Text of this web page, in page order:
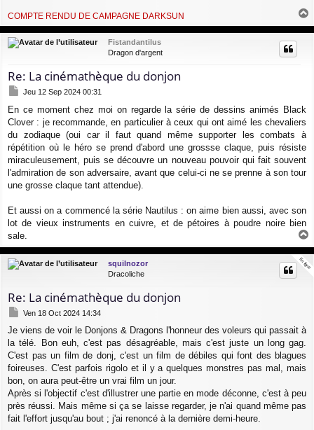
COMPTE RENDU DE CAMPAGNE DARKSUN
a
u
Fistandantilus
Dragon d'argent
Re: La cinémathèque du donjon
M
s
s
a
g
e
Jeu 12 Sep 2024 00:31
En ce moment chez moi on regarde la série de dessins animés Black
Clover : je recommande, en particulier à ceux qui ont aimé les chevaliers
du zodiaque (oui car il faut quand même supporter les combats à
répétition où le héro se prend d'abord une grossse claque, puis résiste
miraculeusement, puis se découvre un nouveau pouvoir qui fait souvent
l'admiration de son adversaire, avant que celui-ci ne se prenne à son tour
une grosse claque tant attendue).
Et aussi on a commencé la série Nautilus : on aime bien aussi, avec son
lot de vieux instruments en cuivre, et de pétoires à poudre noire bien
sale.
u
t
squilnozor
Dracoliche
Re: La cinémathèque du donjon
M
s
s
a
e
Ven 18 Oct 2024 14:34
Je viens de voir le Donjons & Dragons l'honneur des voleurs qui passait à
la télé. Bon euh, c'est pas désagréable, mais c'est juste un long gag.
C'est pas un film de donj, c'est un film de débiles qui font des blagues
foireuses. C'est parfois rigolo et il y a quelques monstres pas mal, mais
bon, on aura peut-être un vrai film un jour.
Après si l'objectif c'est d'illustrer une partie en mode déconne, c'est à peu
près réussi. Mais même si ça se laisse regarder, je n'ai quand même pas
fait l'effort jusqu'au bout ; j'ai renoncé à la dernière demi-heure.
En ligne
En ligne